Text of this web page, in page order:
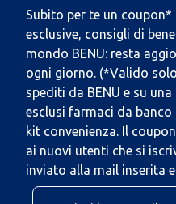
Subito per te un
esclusive, consigli di
mondo BENU: resta
ogni giorno. (*Valido
spediti da BENU e su
esclusi farmaci da
kit convenienza. Il
ai nuovi utenti che si
inviato alla mail inserita